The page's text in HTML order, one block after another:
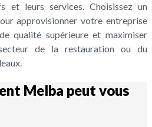
et leurs services. Choisissez un
approvisionner votre entreprise
qualité supérieure et maximiser
de la restauration ou du
Melba peut vous